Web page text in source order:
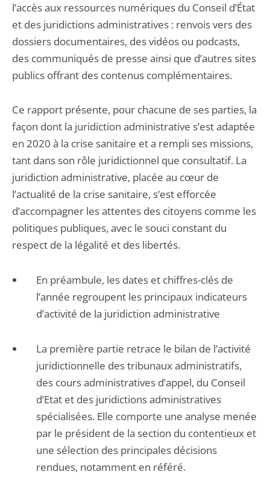
l’accès aux ressources numériques du Conseil d’État
et des juridictions administratives : renvois vers des
dossiers documentaires, des vidéos ou podcasts,
des communiqués de presse ainsi que d’autres sites
publics offrant des contenus complémentaires.
Ce rapport présente, pour chacune de ses parties, la
façon dont la juridiction administrative s’est adaptée
en 2020 à la crise sanitaire et a rempli ses missions,
tant dans son rôle juridictionnel que consultatif. La
juridiction administrative, placée au cœur de
l’actualité de la crise sanitaire, s’est efforcée
d’accompagner les attentes des citoyens comme les
politiques publiques, avec le souci constant du
respect de la légalité et des libertés.
En préambule, les dates et chiffres-clés de
l’année regroupent les principaux indicateurs
d’activité de la juridiction administrative
La première partie retrace le bilan de l’activité
juridictionnelle des tribunaux administratifs,
des cours administratives d’appel, du Conseil
d’Etat et des juridictions administratives
spécialisées. Elle comporte une analyse menée
par le président de la section du contentieux et
une sélection des principales décisions
rendues, notamment en référé.